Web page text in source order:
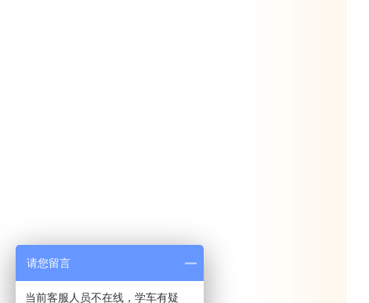
请您留言
当前客服人员不在线，学车有疑